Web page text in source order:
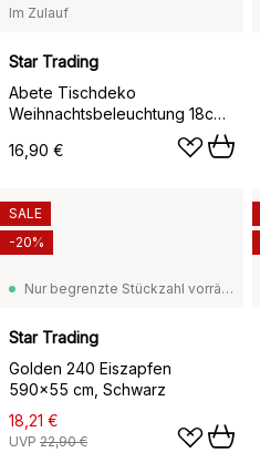
Im Zulauf
Star Trading
Abete Tischdeko
Weihnachtsbeleuchtung 18cm,
16,90 €
Nur begrenzte Stückzahl vorrätig
Star Trading
Golden 240 Eiszapfen
590x55 cm, Schwarz
18,21 €
UVP 22,90 €
SALE
-20%